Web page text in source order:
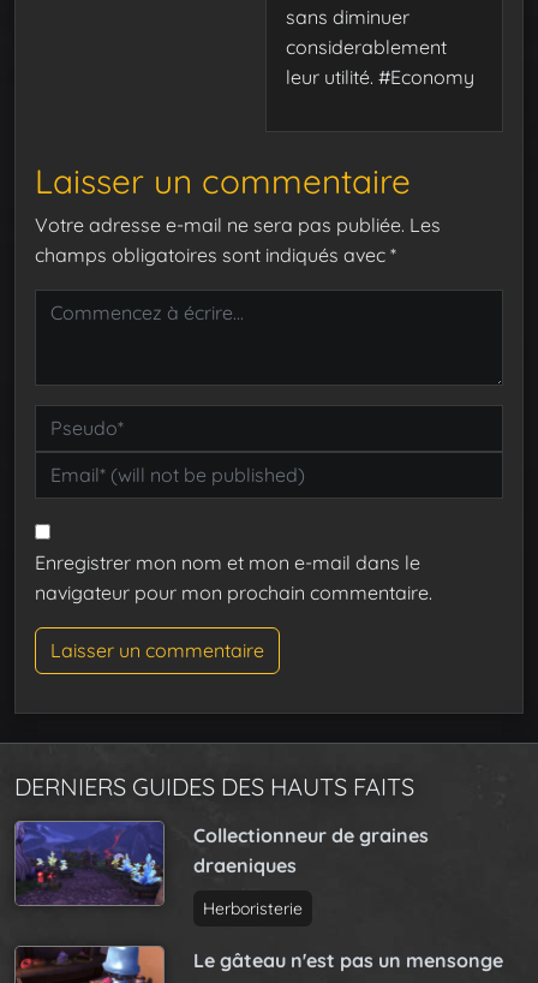
sans diminuer
considerablement
leur utilité. #Economy
Laisser un commentaire
Votre adresse e-mail ne sera pas publiée. Les
champs obligatoires sont indiqués avec *
Enregistrer mon nom et mon e-mail dans le
navigateur pour mon prochain commentaire.
DERNIERS GUIDES DES HAUTS FAITS
Collectionneur de graines
draeniques
Herboristerie
Le gâteau n'est pas un mensonge